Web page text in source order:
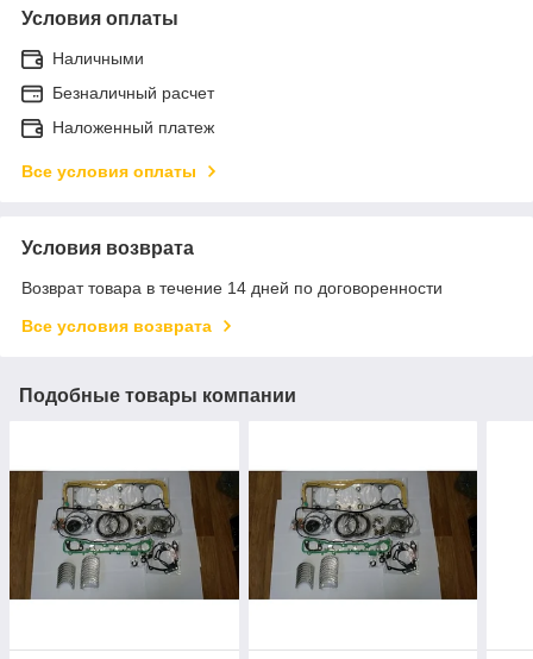
Условия оплаты
Наличными
Безналичный расчет
Наложенный платеж
Все условия оплаты
Условия возврата
Возврат товара в течение 14 дней по договоренности
Все условия возврата
Подобные товары компании